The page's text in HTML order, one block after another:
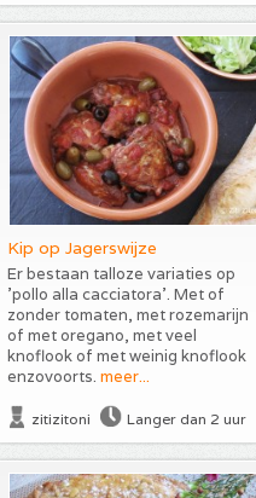
Kip op Jagerswijze
Er bestaan talloze variaties op
'pollo alla cacciatora'. Met of
zonder tomaten, met rozemarijn
of met oregano, met veel
knoflook of met weinig knoflook
enzovoorts. meer...
zitizitoni Langer dan 2 uur